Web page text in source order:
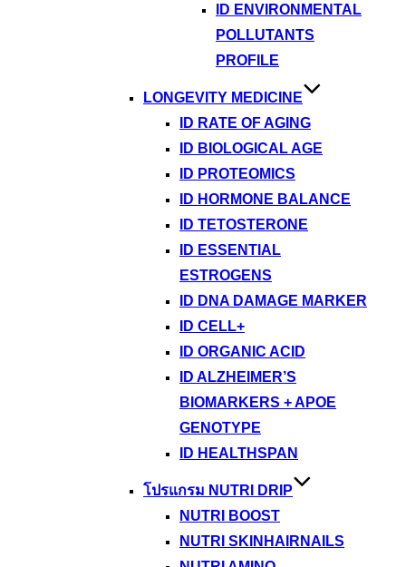
ID ENVIRONMENTAL
POLLUTANTS
PROFILE
LONGEVITY MEDICINE
ID RATE OF AGING
ID BIOLOGICAL AGE
ID PROTEOMICS
ID HORMONE BALANCE
ID TETOSTERONE
ID ESSENTIAL
ESTROGENS
ID DNA DAMAGE MARKER
ID CELL+
ID ORGANIC ACID
ID ALZHEIMER’S
BIOMARKERS + APOE
GENOTYPE
ID HEALTHSPAN
โปรแกรม NUTRI DRIP
NUTRI BOOST
NUTRI SKINHAIRNAILS